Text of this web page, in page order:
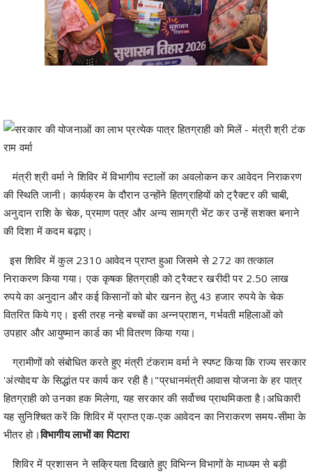
मंत्री श्री वर्मा ने शिविर में विभागीय स्टालों का अवलोकन कर आवेदन निराकरण
की स्थिति जानी। कार्यक्रम के दौरान उन्होंने हितग्राहियों को ट्रैक्टर की चाबी,
अनुदान राशि के चेक, प्रमाण पत्र और अन्य सामग्री भेंट कर उन्हें सशक्त बनाने
की दिशा में कदम बढ़ाए।
इस ​शिविर में ​कुल 2310 आवेदन प्राप्त हुआ जिसमे से 272 का ​तत्काल
निराकरण किया गया। एक कृषक हितग्राही को ट्रैक्टर खरीदी पर 2.50 लाख
रुपये का अनुदान और कई किसानों को बोर खनन हेतु 43 हजार रुपये के चेक
वितरित किये गए। इसी तरह नन्हे बच्चों का अन्नप्राशन, गर्भवती महिलाओं को
उपहार और आयुष्मान कार्ड का भी वितरण किया गया।
​ग्रामीणों को संबोधित करते हुए मंत्री टंकराम वर्मा ने स्पष्ट किया कि राज्य सरकार
'अंत्योदय' के सिद्धांत पर कार्य कर रही है।​"प्रधानमंत्री आवास योजना के हर पात्र
हितग्राही को उनका हक मिलेगा, यह सरकार की सर्वोच्च प्राथमिकता है।अधिकारी
यह सुनिश्चित करें कि शिविर में प्राप्त एक-एक आवेदन का निराकरण समय-सीमा के
भीतर हो।​विभागीय लाभों का पिटारा
​शिविर में प्रशासन ने सक्रियता दिखाते हुए विभिन्न विभागों के माध्यम से बड़ी
संख्या में लाभान्वित किया गया। शिविर में किसान पुस्तिका, बी-1 और विद्यार्थियों को
जाति प्रमाण पत्र प्रदान किए गए। इसी तरह ​मत्स्य एवं खाद्य विभाग द्वारा मछुआरों